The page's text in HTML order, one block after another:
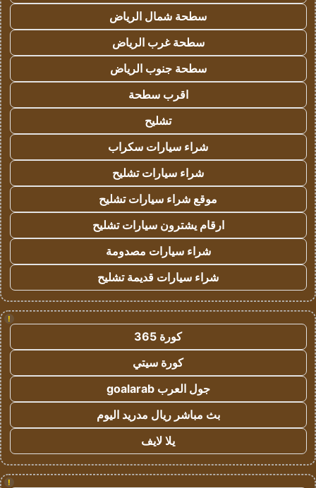
سطحة شمال الرياض
سطحة غرب الرياض
سطحة جنوب الرياض
اقرب سطحة
تشليح
شراء سيارات سكراب
شراء سيارات تشليح
موقع شراء سيارات تشليح
ارقام يشترون سيارات تشليح
شراء سيارات مصدومة
شراء سيارات قديمة تشليح
!
كورة 365
كورة سيتي
جول العرب goalarab
بث مباشر ريال مدريد اليوم
يلا لايف
!